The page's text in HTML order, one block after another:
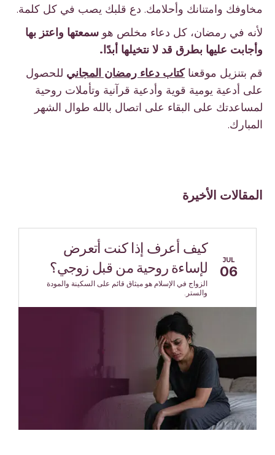
مخاوفك وامتنانك وأحلامك. دع قلبك يصب في كل كلمة.
لأنه في رمضان، كل دعاء مخلص هوسمعتها واعتز بها
وأجابت عليها بطرق قد لا نتخيلها أبدًا.
قم بتنزيل موقعناكتاب دعاء رمضان المجانيللحصول
على أدعية يومية قوية وأدعية قرآنية وتأملات روحية
لمساعدتك على البقاء على اتصال بالله طوال الشهر
المبارك.
المقالات الأخيرة
06
كيف أعرف إذا كنت أتعرض
لإساءة روحية من قبل زوجي؟
الزواج في الإسلام هو ميثاق قائم على السكينة والمودة
والستر.